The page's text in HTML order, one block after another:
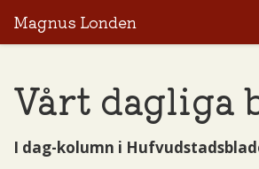
Magnus Londen
Vårt dagliga
I dag-kolumn i